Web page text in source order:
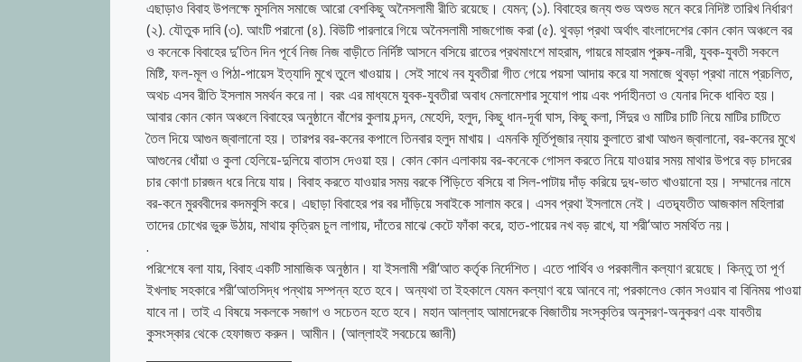
এছাড়াও বিবাহ উপলক্ষে মুসলিম সমাজে আরো বেশকিছু অনৈসলামী রীতি রয়েছে। যেমন; (১). বিবাহের জন্য শুভ অশুভ মনে করে নিদিষ্ট তারিখ নির্ধারণ
(২). যৌতুক দাবি (৩). আংটি পরানো (৪). বিউটি পারলারে গিয়ে অনৈসলামী সাজগোজ করা (৫). থুবড়া প্রথা অর্থাৎ বাংলাদেশের কোন কোন অঞ্চলে বর
ও কনেকে বিবাহের দু’তিন দিন পূর্বে নিজ নিজ বাড়ীতে নির্দিষ্ট আসনে বসিয়ে রাতের প্রথমাংশে মাহরাম, গায়রে মাহরাম পুরুষ-নারী, যুবক-যুবতী সকলে
মিষ্টি, ফল-মূল ও পিঠা-পায়েস ইত্যাদি মুখে তুলে খাওয়ায়। সেই সাথে নব যুবতীরা গীত গেয়ে পয়সা আদায় করে যা সমাজে থুবড়া প্রথা নামে প্রচলিত,
অথচ এসব রীতি ইসলাম সমর্থন করে না। বরং এর মাধ্যমে যুবক-যুবতীরা অবাধ মেলামেশার সুযোগ পায় এবং পর্দাহীনতা ও যেনার দিকে ধাবিত হয়।
আবার কোন কোন অঞ্চলে বিবাহের অনুষ্ঠানে বাঁশের কুলায় চন্দন, মেহেদি, হলুদ, কিছু ধান-দূর্বা ঘাস, কিছু কলা, সিঁদুর ও মাটির চাটি নিয়ে মাটির চাটিতে
তৈল দিয়ে আগুন জ্বালানো হয়। তারপর বর-কনের কপালে তিনবার হলুদ মাখায়। এমনকি মূর্তিপূজার ন্যায় কুলাতে রাখা আগুন জ্বালানো, বর-কনের মুখে
আগুনের ধোঁয়া ও কুলা হেলিয়ে-দুলিয়ে বাতাস দেওয়া হয়। কোন কোন এলাকায় বর-কনেকে গোসল করতে নিয়ে যাওয়ার সময় মাথার উপরে বড় চাদরের
চার কোণা চারজন ধরে নিয়ে যায়। বিবাহ করতে যাওয়ার সময় বরকে পিঁড়িতে বসিয়ে বা সিল-পাটায় দাঁড় করিয়ে দুধ-ভাত খাওয়ানো হয়। সম্মানের নামে
বর-কনে মুরববীদের কদমবুসি করে। এছাড়া বিবাহের পর বর দাঁড়িয়ে সবাইকে সালাম করে। এসব প্রথা ইসলামে নেই। এতদ্ব্যতীত আজকাল মহিলারা
তাদের চোখের ভুরু উঠায়, মাথায় কৃত্রিম চুল লাগায়, দাঁতের মাঝে কেটে ফাঁকা করে, হাত-পায়ের নখ বড় রাখে, যা শরী‘আত সমর্থিত নয়।
.
পরিশেষে বলা যায়, বিবাহ একটি সামাজিক অনুষ্ঠান। যা ইসলামী শরী‘আত কর্তৃক নির্দেশিত। এতে পার্থিব ও পরকালীন কল্যাণ রয়েছে। কিন্তু তা পূর্ণ
ইখলাছ সহকারে শরী‘আতসিদ্ধ পন্থায় সম্পন্ন হতে হবে। অন্যথা তা ইহকালে যেমন কল্যাণ বয়ে আনবে না; পরকালেও কোন সওয়াব বা বিনিময় পাওয়া
যাবে না। তাই এ বিষয়ে সকলকে সজাগ ও সচেতন হতে হবে। মহান আল্লাহ আমাদেরকে বিজাতীয় সংস্কৃতির অনুসরণ-অনুকরণ এবং যাবতীয়
কুসংস্কার থেকে হেফাজত করুন। আমীন। (আল্লাহই সবচেয়ে জ্ঞানী)